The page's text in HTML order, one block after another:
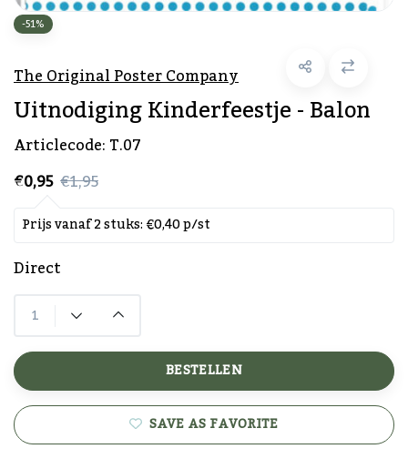
-51%
The Original Poster Company
Uitnodiging Kinderfeestje - Balon
Articlecode:T.07
€0,95 €1,95
Prijs vanaf 2 stuks: €0,40 p/st
Direct
BESTELLEN
SAVE AS FAVORITE